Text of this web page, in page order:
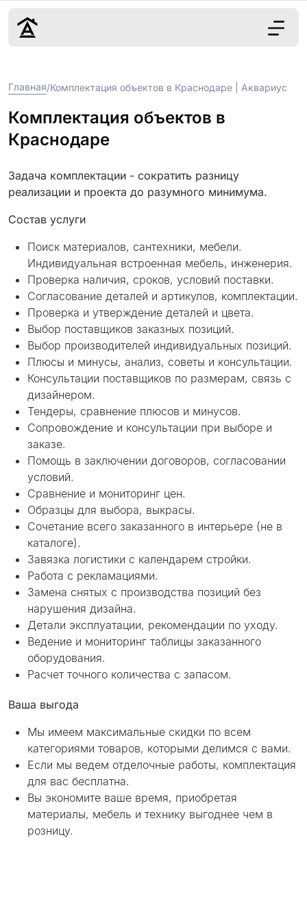
Ремонт
Цены
Наши работы
г. Краснодар
34
Обсудить
проект
Главная/Комплектация объектов в Краснодаре | Аквариус
Комплектация объектов в
Краснодаре
Задача комплектации - сократить разницу
реализации и проекта до разумного минимума.
Состав услуги
Поиск материалов, сантехники, мебели.
Индивидуальная встроенная мебель, инженерия.
Проверка наличия, сроков, условий поставки.
Согласование деталей и артикулов, комплектации.
Проверка и утверждение деталей и цвета.
Выбор поставщиков заказных позиций.
Выбор производителей индивидуальных позиций.
Плюсы и минусы, анализ, советы и консультации.
Консультации поставщиков по размерам, связь с
дизайнером.
Тендеры, сравнение плюсов и минусов.
Сопровождение и консультации при выборе и
заказе.
Помощь в заключении договоров, согласовании
условий.
Сравнение и мониторинг цен.
Образцы для выбора, выкрасы.
Сочетание всего заказанного в интерьере (не в
каталоге).
Завязка логистики с календарем стройки.
Работа с рекламациями.
Замена снятых с производства позиций без
нарушения дизайна.
Детали эксплуатации, рекомендации по уходу.
Ведение и мониторинг таблицы заказанного
оборудования.
Расчет точного количества с запасом.
Ваша выгода
Мы имеем максимальные скидки по всем
категориями товаров, которыми делимся с вами.
Если мы ведем отделочные работы, комплектация
для вас бесплатна.
Вы экономите ваше время, приобретая
материалы, мебель и технику выгоднее чем в
розницу.